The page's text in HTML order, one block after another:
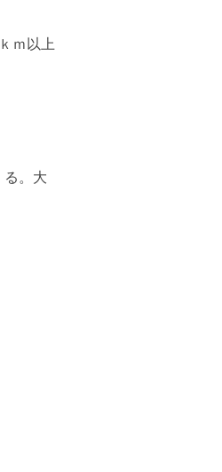
ｍ以上
る。大